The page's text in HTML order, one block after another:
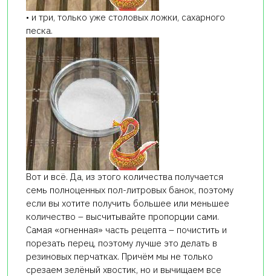
• и три, только уже столовых ложки, сахарного
песка.
Вот и всё. Да, из этого количества получается
семь полноценных пол-литровых банок, поэтому
если вы хотите получить большее или меньшее
количество – высчитывайте пропорции сами.
Самая «огненная» часть рецепта – почистить и
порезать перец, поэтому лучше это делать в
резиновых перчатках. Причём мы не только
срезаем зелёный хвостик, но и вычищаем все